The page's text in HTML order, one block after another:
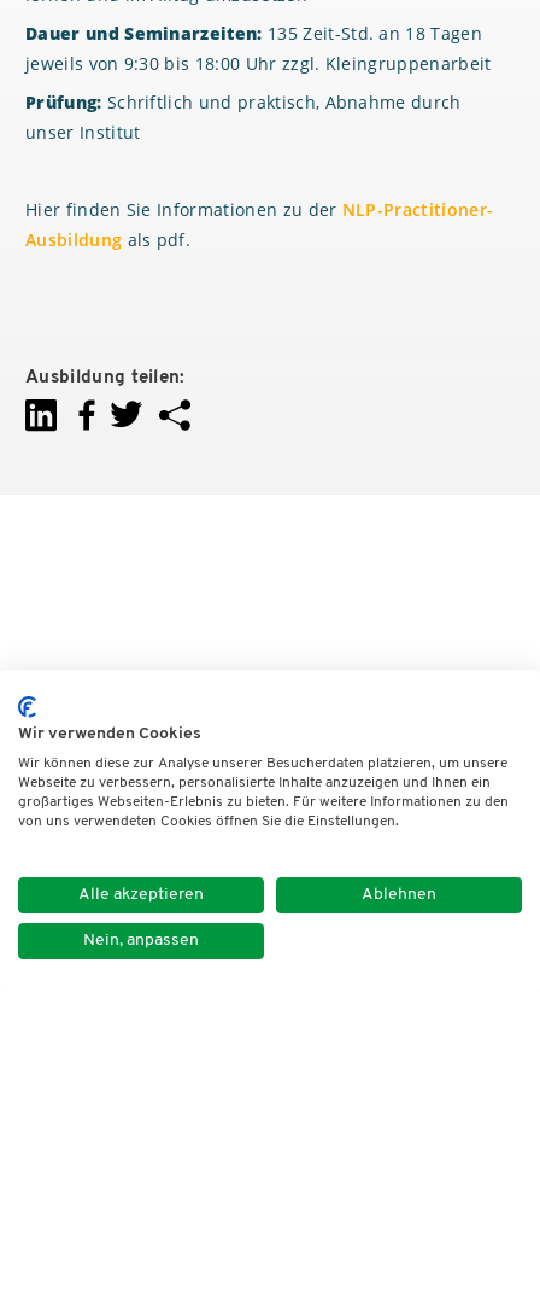
Dauer und Seminarzeiten: 135 Zeit-Std. an 18 Tagen
jeweils von 9:30 bis 18:00 Uhr zzgl. Kleingruppenarbeit
Prüfung: Schriftlich und praktisch, Abnahme durch
unser Institut
Hier finden Sie Informationen zu der NLP-Practitioner-
Ausbildung als pdf.
Ausbildung teilen:
Wir verwenden Cookies
Wir können diese zur Analyse unserer Besucherdaten platzieren, um unsere
Webseite zu verbessern, personalisierte Inhalte anzuzeigen und Ihnen ein
großartiges Webseiten-Erlebnis zu bieten. Für weitere Informationen zu den
von uns verwendeten Cookies öffnen Sie die Einstellungen.
Alle akzeptieren Ablehnen
Nein, anpassen